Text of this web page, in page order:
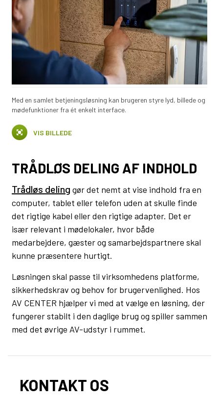
Med en samlet betjeningsløsning kan brugeren styre lyd, billede og
mødefunktioner fra ét enkelt interface.
VIS BILLEDE
TRÅDLØS DELING AF INDHOLD
Trådløs deling gør det nemt at vise indhold fra en
computer, tablet eller telefon uden at skulle finde
det rigtige kabel eller den rigtige adapter. Det er
især relevant i mødelokaler, hvor både
medarbejdere, gæster og samarbejdspartnere skal
kunne præsentere hurtigt.
Løsningen skal passe til virksomhedens platforme,
sikkerhedskrav og behov for brugervenlighed. Hos
AV CENTER hjælper vi med at vælge en løsning, der
fungerer stabilt i den daglige brug og spiller sammen
med det øvrige AV-udstyr i rummet.
KONTAKT OS